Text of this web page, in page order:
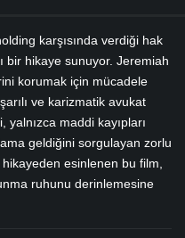
karşısında verdiği hak
bir hikaye sunuyor. Jeremiah
korumak için mücadele
ve karizmatik avukat
maddi kayıpları
geldiğini sorgulayan zorlu
esinlenen bu film,
ruhunu derinlemesine